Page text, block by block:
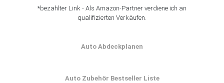
*bezahlter Link - Als Amazon-Partner verdiene ich an
qualifizierten Verkäufen.
Auto Abdeckplanen
Auto Zubehör Bestseller Liste